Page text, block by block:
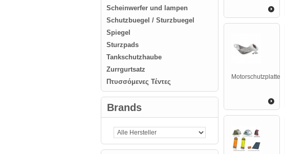
Scheinwerfer und lampen
Schutzbuegel / Sturzbuegel
Spiegel
Sturzpads
Tankschutzhaube
Zurrgurtsatz
Πτυσσόμενες Τέντες
Brands
Motorschutzplatte